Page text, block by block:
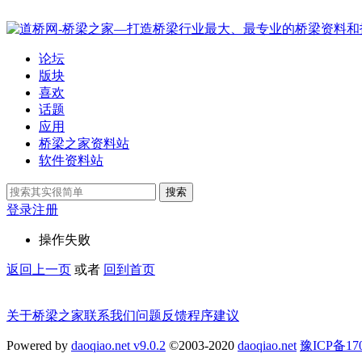
论坛
版块
喜欢
话题
应用
桥梁之家资料站
软件资料站
搜索
登录注册
操作失败
返回上一页 或者 回到首页
关于桥梁之家联系我们问题反馈程序建议
Powered by daoqiao.net v9.0.2 ©2003-2020 daoqiao.net 豫ICP备